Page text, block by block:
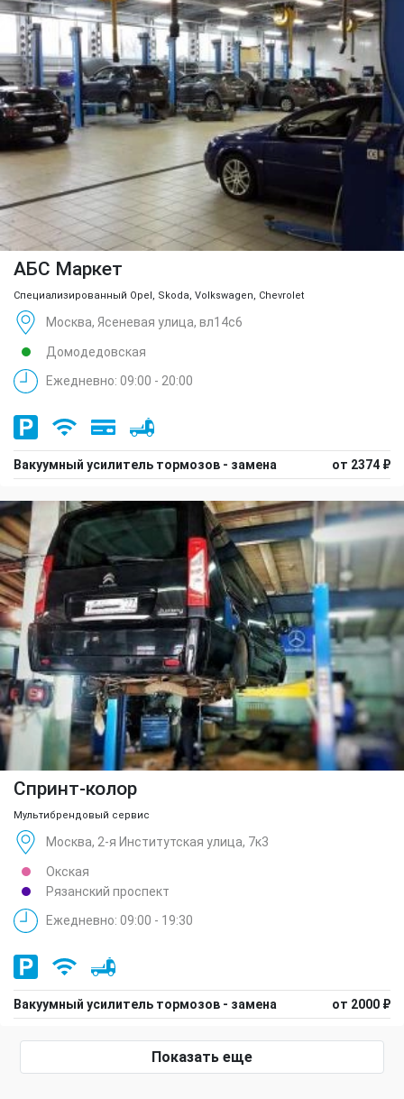
АБС Маркет
Специализированный Opel, Skoda, Volkswagen, Chevrolet
Москва, Ясеневая улица, вл14с6
Домодедовская
Ежедневно: 09:00 - 20:00
Вакуумный усилитель тормозов - замена от 2374 ₽
Спринт-колор
Мультибрендовый сервис
Москва, 2-я Институтская улица, 7к3
Окская
Рязанский проспект
Ежедневно: 09:00 - 19:30
Вакуумный усилитель тормозов - замена от 2000 ₽
Показать еще